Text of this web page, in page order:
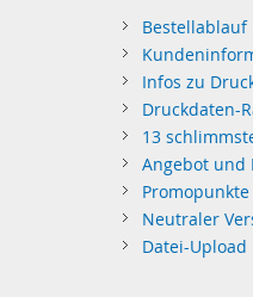
Bestellablauf
Infos zu
Druckdaten-
13
Angebot und
Promopunkte
Neutraler
Datei-Upload